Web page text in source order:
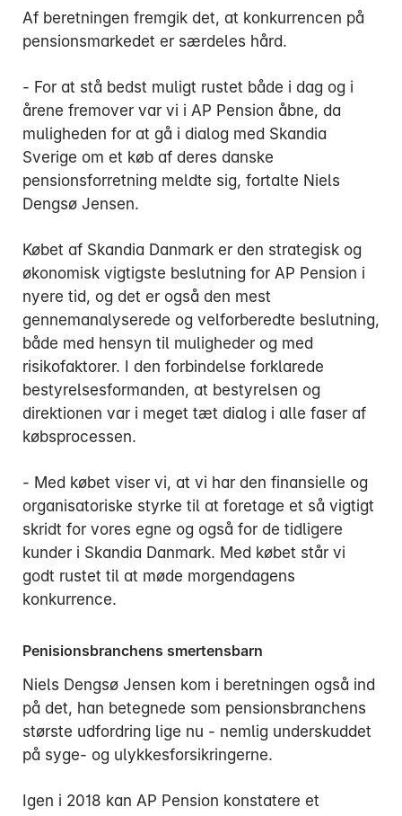
Af beretningen fremgik det, at konkurrencen på
pensionsmarkedet er særdeles hård.
- For at stå bedst muligt rustet både i dag og i
årene fremover var vi i AP Pension åbne, da
muligheden for at gå i dialog med Skandia
Sverige om et køb af deres danske
pensionsforretning meldte sig, fortalte Niels
Dengsø Jensen.
Købet af Skandia Danmark er den strategisk og
økonomisk vigtigste beslutning for AP Pension i
nyere tid, og det er også den mest
gennemanalyserede og velforberedte beslutning,
både med hensyn til muligheder og med
risikofaktorer. I den forbindelse forklarede
bestyrelsesformanden, at bestyrelsen og
direktionen var i meget tæt dialog i alle faser af
købsprocessen.
- Med købet viser vi, at vi har den finansielle og
organisatoriske styrke til at foretage et så vigtigt
skridt for vores egne og også for de tidligere
kunder i Skandia Danmark. Med købet står vi
godt rustet til at møde morgendagens
konkurrence.
Penisionsbranchens smertensbarn
Niels Dengsø Jensen kom i beretningen også ind
på det, han betegnede som pensionsbranchens
største udfordring lige nu - nemlig underskuddet
på syge- og ulykkesforsikringerne.
Igen i 2018 kan AP Pension konstatere et